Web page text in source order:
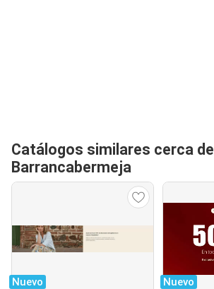
Catálogos similares cerca de
Barrancabermeja
Nuevo Nuevo